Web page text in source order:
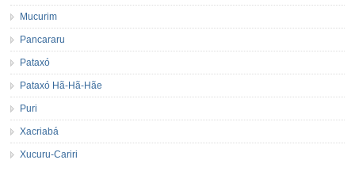
Mucurim
Pancararu
Pataxó
Pataxó Hã-Hã-Hãe
Puri
Xacriabá
Xucuru-Cariri